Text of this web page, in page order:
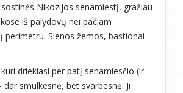
Nikozijos senamiestį, gražiau
iš palydovų nei pačiam
perimetru. Sienos žemos, bastionai
kuri driekiasi per patį senamiesčio (ir
smulkesnė, bet svarbesnė. Ji